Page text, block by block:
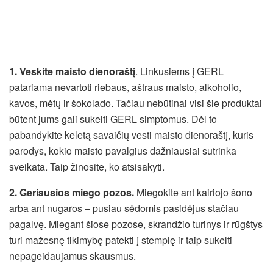
1. Veskite maisto dienoraštį. Linkusiems į GERL
patariama nevartoti riebaus, aštraus maisto, alkoholio,
kavos, mėtų ir šokolado. Tačiau nebūtinai visi šie produktai
būtent jums gali sukelti GERL simptomus. Dėl to
pabandykite keletą savaičių vesti maisto dienoraštį, kuris
parodys, kokio maisto pavalgius dažniausiai sutrinka
sveikata. Taip žinosite, ko atsisakyti.
2. Geriausios miego pozos. Miegokite ant kairiojo šono
arba ant nugaros – pusiau sėdomis pasidėjus stačiau
pagalvę. Miegant šiose pozose, skrandžio turinys ir rūgštys
turi mažesnę tikimybę patekti į stemplę ir taip sukelti
nepageidaujamus skausmus.